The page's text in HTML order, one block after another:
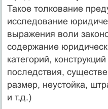
Такое толкование
исследование
выражения воли
содержание
категорий,
последствия,
размер, неустойка,
и т.д.)